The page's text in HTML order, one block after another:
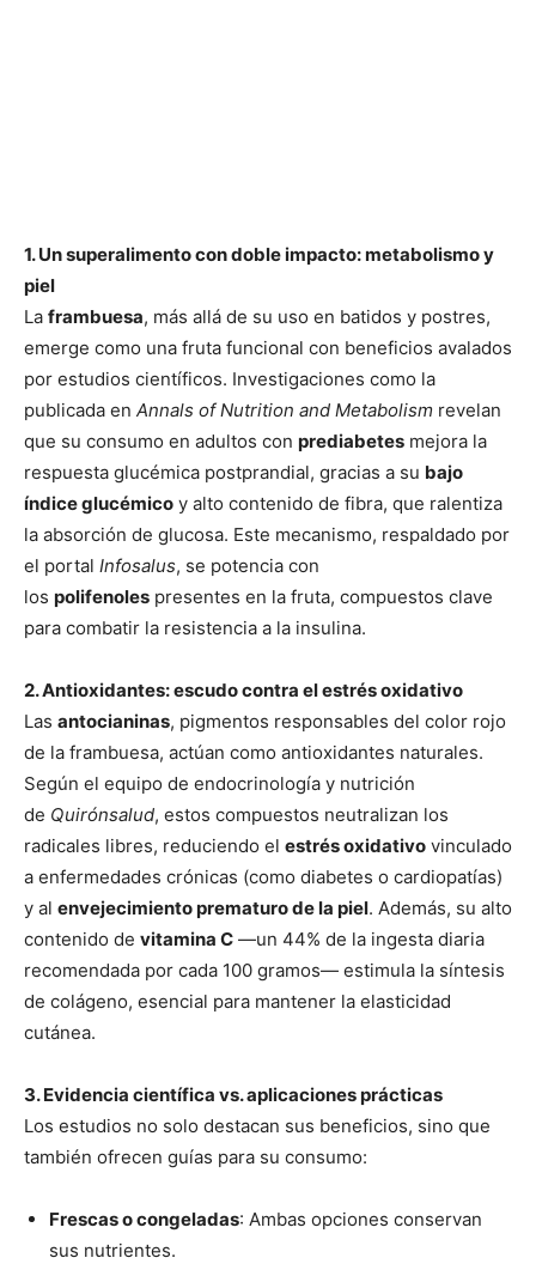
1. Un superalimento con doble impacto: metabolismo y
piel
La frambuesa, más allá de su uso en batidos y postres,
emerge como una fruta funcional con beneficios avalados
por estudios científicos. Investigaciones como la
publicada en Annals of Nutrition and Metabolism revelan
que su consumo en adultos con prediabetes mejora la
respuesta glucémica postprandial, gracias a su bajo
índice glucémico y alto contenido de fibra, que ralentiza
la absorción de glucosa. Este mecanismo, respaldado por
el portal Infosalus, se potencia con
los polifenoles presentes en la fruta, compuestos clave
para combatir la resistencia a la insulina.
2. Antioxidantes: escudo contra el estrés oxidativo
Las antocianinas, pigmentos responsables del color rojo
de la frambuesa, actúan como antioxidantes naturales.
Según el equipo de endocrinología y nutrición
de Quirónsalud, estos compuestos neutralizan los
radicales libres, reduciendo el estrés oxidativo vinculado
a enfermedades crónicas (como diabetes o cardiopatías)
y al envejecimiento prematuro de la piel. Además, su alto
contenido de vitamina C —un 44% de la ingesta diaria
recomendada por cada 100 gramos— estimula la síntesis
de colágeno, esencial para mantener la elasticidad
cutánea.
3. Evidencia científica vs. aplicaciones prácticas
Los estudios no solo destacan sus beneficios, sino que
también ofrecen guías para su consumo:
Frescas o congeladas: Ambas opciones conservan
sus nutrientes.